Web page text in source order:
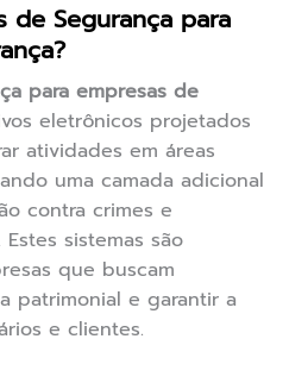
de Segurança para
para empresas de
eletrônicos projetados
atividades em áreas
uma camada adicional
contra crimes e
sistemas são
que buscam
patrimonial e garantir a
e clientes.